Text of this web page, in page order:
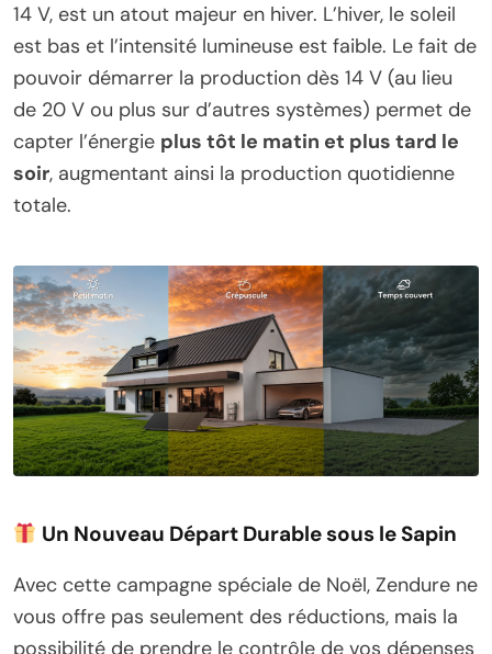
14 V, est un atout majeur en hiver. L’hiver, le soleil
est bas et l’intensité lumineuse est faible. Le fait de
pouvoir démarrer la production dès 14 V (au lieu
de 20 V ou plus sur d’autres systèmes) permet de
capter l’énergie plus tôt le matin et plus tard le
soir, augmentant ainsi la production quotidienne
totale.
Un Nouveau Départ Durable sous le Sapin
Avec cette campagne spéciale de Noël, Zendure ne
vous offre pas seulement des réductions, mais la